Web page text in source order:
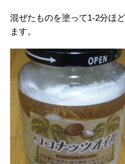
混ぜたものを塗って1-2分ほ
ます。